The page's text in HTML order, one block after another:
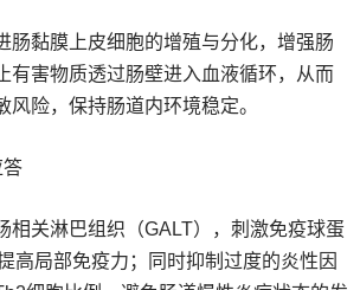
肠黏膜上皮细胞的增殖与分化，增强肠
有害物质透过肠壁进入血液循环，从而
风险，保持肠道内环境稳定。
答
相关淋巴组织（GALT），刺激免疫球蛋
高局部免疫力；同时抑制过度的炎性因